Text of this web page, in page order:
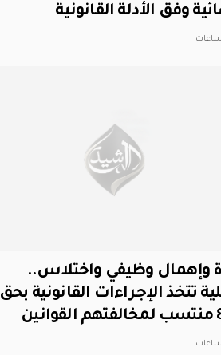
وفق الأدلة القانونية
وإهمال وظيفي واختلاس..
تتخذ الإجراءات القانونية بحق